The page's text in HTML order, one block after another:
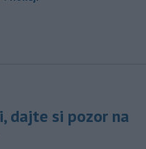
dajte si pozor na